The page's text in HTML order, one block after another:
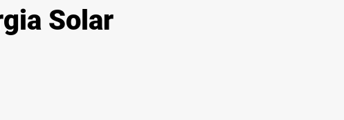
Solar